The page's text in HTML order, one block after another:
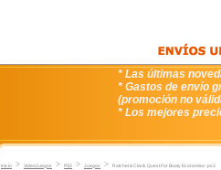
* Las últimas
* Gastos de envío
(promoción no
* Los mejores
Inicio > VideoJuegos > PS3 > Juegos > Ratchet & Clank Quest For Booty Economioc-ps3